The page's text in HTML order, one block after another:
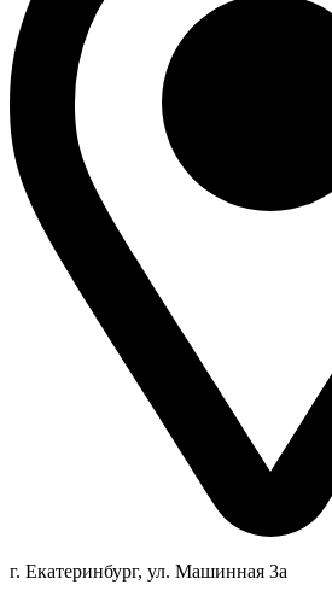
г. Екатеринбург, ул. Машинная 3а